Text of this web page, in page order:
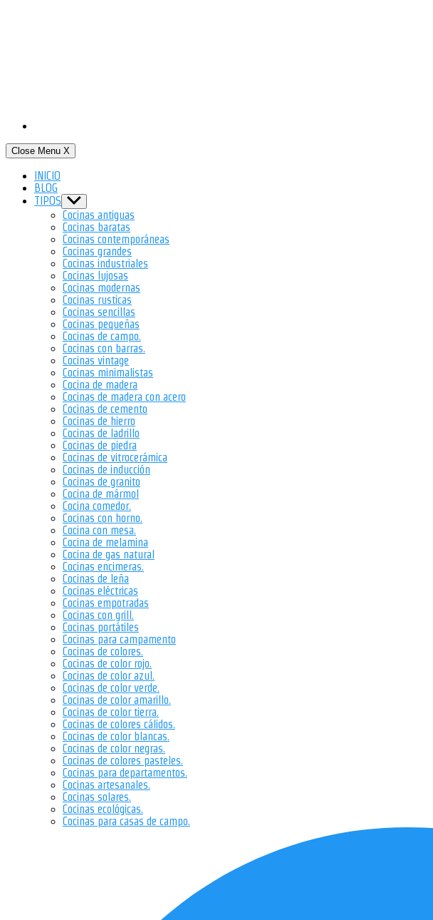
Close Menu X
INICIO
BLOG
TIPOS Show
sub
menu
Cocinas antiguas
Cocinas baratas
Cocinas contemporáneas
Cocinas grandes
Cocinas industriales
Cocinas lujosas
Cocinas modernas
Cocinas rusticas
Cocinas sencillas
Cocinas pequeñas
Cocinas de campo.
Cocinas con barras.
Cocinas vintage
Cocinas minimalistas
Cocina de madera
Cocinas de madera con acero
Cocinas de cemento
Cocinas de hierro
Cocinas de ladrillo
Cocinas de piedra
Cocinas de vitrocerámica
Cocinas de inducción
Cocinas de granito
Cocina de mármol
Cocina comedor.
Cocinas con horno.
Cocina con mesa.
Cocina de melamina
Cocina de gas natural
Cocinas encimeras.
Cocinas de leña
Cocinas eléctricas
Cocinas empotradas
Cocinas con grill.
Cocinas portátiles
Cocinas para campamento
Cocinas de colores.
Cocinas de color rojo.
Cocinas de color azul.
Cocinas de color verde.
Cocinas de color amarillo.
Cocinas de color tierra.
Cocinas de colores cálidos.
Cocinas de color blancas.
Cocinas de color negras.
Cocinas de colores pasteles.
Cocinas para departamentos.
Cocinas artesanales.
Cocinas solares.
Cocinas ecológicas.
Cocinas para casas de campo.